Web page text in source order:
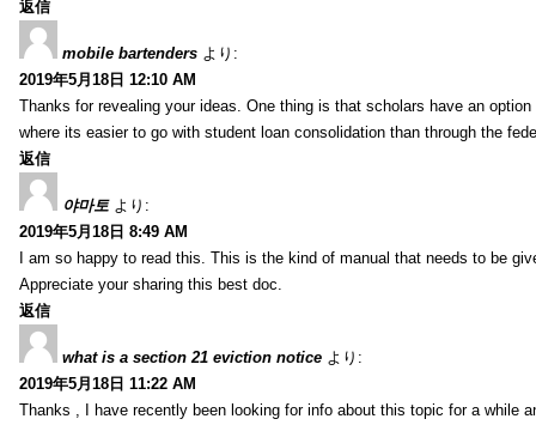
返信
mobile bartenders より:
2019年5月18日 12:10 AM
Thanks for revealing your ideas. One thing is that scholars have an
where its easier to go with student loan consolidation than through the
返信
야마토 より:
2019年5月18日 8:49 AM
I am so happy to read this. This is the kind of manual that needs to be
Appreciate your sharing this best doc.
返信
what is a section 21 eviction notice より:
2019年5月18日 11:22 AM
Thanks , I have recently been looking for info about this topic for a while